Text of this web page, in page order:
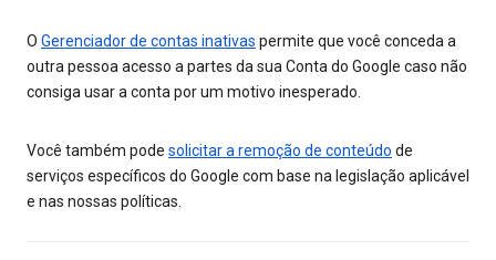
O Gerenciador de contas inativas permite que você conceda a
outra pessoa acesso a partes da sua Conta do Google caso não
consiga usar a conta por um motivo inesperado.
Você também pode solicitar a remoção de conteúdo de
serviços específicos do Google com base na legislação aplicável
e nas nossas políticas.